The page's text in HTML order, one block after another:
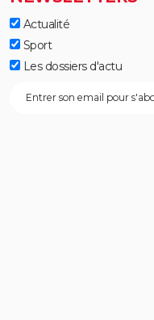
Actualité
Sport
Les dossiers d'actu